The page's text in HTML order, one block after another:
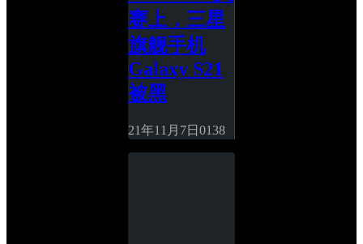
赛上，三星
旗舰手机
Galaxy S21
被黑
21年11月7日 0138